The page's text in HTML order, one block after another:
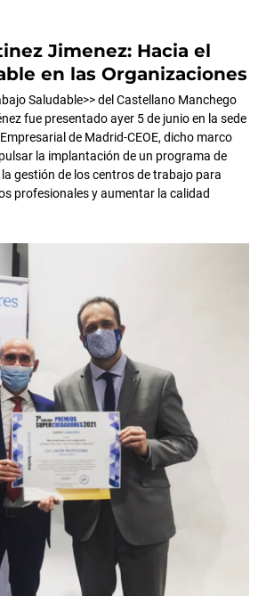
Jimenez: Hacia el
en las Organizaciones
Saludable>> del Castellano Manchego
fue presentado ayer 5 de junio en la sede
de Madrid-CEOE, dicho marco
la implantación de un programa de
la gestión de los centros de trabajo para
profesionales y aumentar la calidad